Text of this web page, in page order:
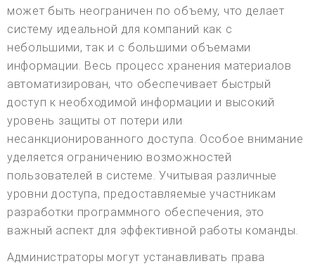
может быть неограничен по объему, что делает
систему идеальной для компаний как с
небольшими, так и с большими объемами
информации. Весь процесс хранения материалов
автоматизирован, что обеспечивает быстрый
доступ к необходимой информации и высокий
уровень защиты от потери или
несанкционированного доступа. Особое внимание
уделяется ограничению возможностей
пользователей в системе. Учитывая различные
уровни доступа, предоставляемые участникам
разработки программного обеспечения, это
важный аспект для эффективной работы команды.
Администраторы могут устанавливать права